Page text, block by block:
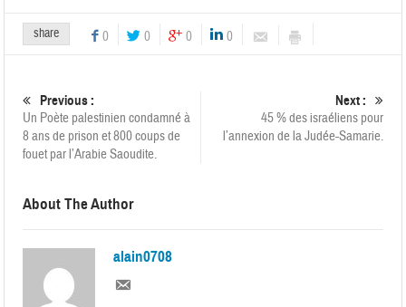
share 0 0 0 0
Previous :
Un Poète palestinien condamné à
8 ans de prison et 800 coups de
fouet par l’Arabie Saoudite.
Next :
45 % des israéliens pour
l’annexion de la Judée-Samarie.
About The Author
alain0708